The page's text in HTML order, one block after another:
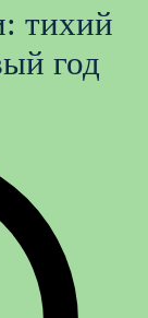
тихий
год